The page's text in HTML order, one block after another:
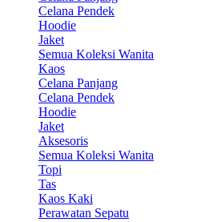
Celana Pendek
Hoodie
Jaket
Semua Koleksi Wanita
Kaos
Celana Panjang
Celana Pendek
Hoodie
Jaket
Aksesoris
Semua Koleksi Wanita
Topi
Tas
Kaos Kaki
Perawatan Sepatu